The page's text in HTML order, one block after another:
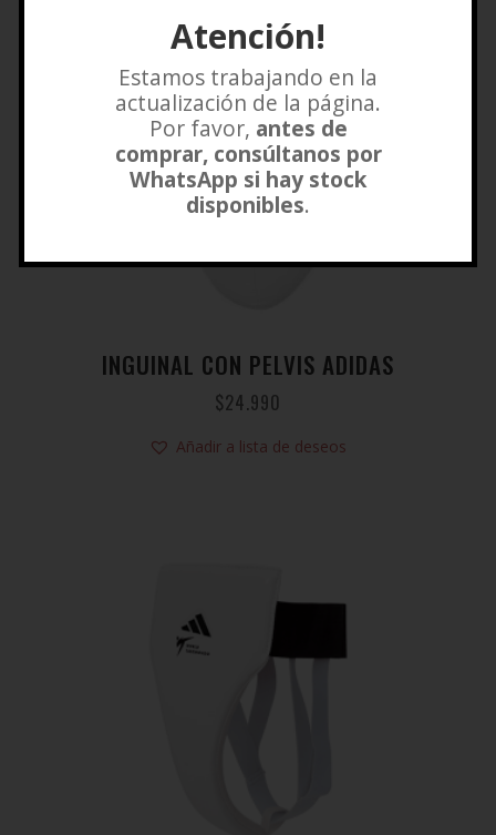
INGUINAL CON PELVIS ADIDAS
$24.990
Añadir a lista de deseos
Atención!
Estamos trabajando en la
actualización de la página.
Por favor, antes de
comprar, consúltanos por
WhatsApp si hay stock
disponibles.